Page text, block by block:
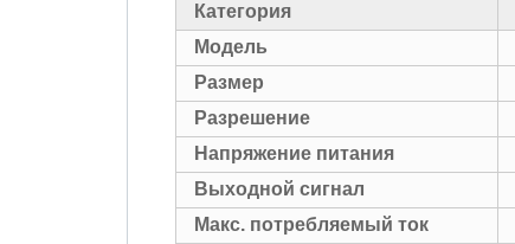
Категория
Модель
Размер
Разрешение
Напряжение питания
Выходной сигнал
Макс. потребляемый ток